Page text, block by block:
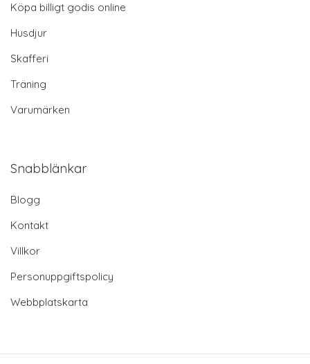
Köpa billigt godis online
Husdjur
Skafferi
Träning
Varumärken
Snabblänkar
Blogg
Kontakt
Villkor
Personuppgiftspolicy
Webbplatskarta